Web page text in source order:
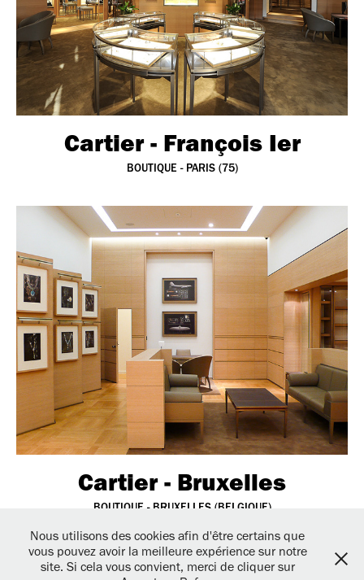
Cartier - François Ier
BOUTIQUE - PARIS (75)
Cartier - Bruxelles
BOUTIQUE - BRUXELLES (BELGIQUE)
THUAL+BURET Architectes / 3, avenue de Madrid - 92200
Nous utilisons des cookies afin d'être certains que
vous pouvez avoir la meilleure expérience sur notre
site. Si cela vous convient, merci de cliquer sur